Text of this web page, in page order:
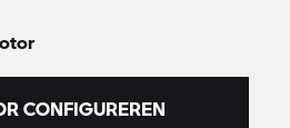
CONFIGUREREN